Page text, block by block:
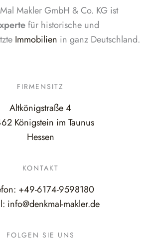
Makler GmbH & Co. KG ist
für historische und
Immobilien in ganz Deutschland.
FIRMENSITZ
Altkönigstraße 4
Königstein im Taunus
Hessen
KONTAKT
+49-6174-9598180
info@denkmal-makler.de
FOLGEN SIE UNS